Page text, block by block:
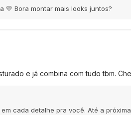
💛 Bora montar mais looks juntos?
e já combina com tudo tbm.
cada detalhe pra você. Até a